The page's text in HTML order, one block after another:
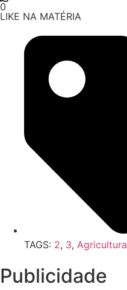
0
LIKE NA MATÉRIA
TAGS: 2, 3, Agricultura
Publicidade